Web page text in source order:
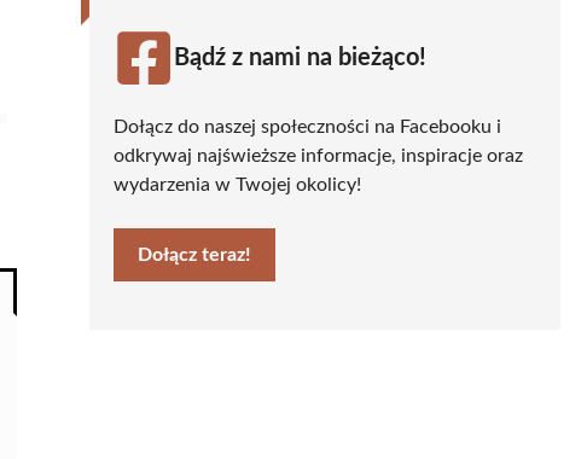
Bądź z nami na bieżąco!
Dołącz do naszej społeczności na Facebooku i
odkrywaj najświeższe informacje, inspiracje oraz
wydarzenia w Twojej okolicy!
Dołącz teraz!